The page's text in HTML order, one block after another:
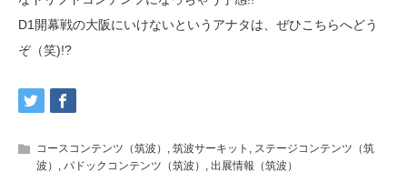
D1開幕戦の大阪にいけないというアナタは、ぜひこちらへどう
ぞ（笑)!?
コースコンテンツ（筑波） , 筑波サーキット , ステージコンテンツ（筑
波） , パドックコンテンツ（筑波） , 出展情報（筑波）